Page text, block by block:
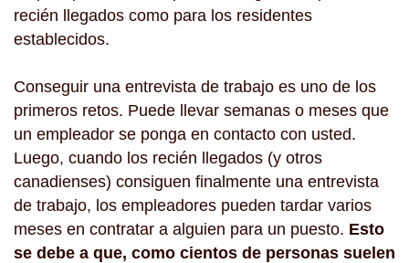
recién llegados como para los residentes
establecidos.
Conseguir una entrevista de trabajo es uno de los
primeros retos. Puede llevar semanas o meses que
un empleador se ponga en contacto con usted.
Luego, cuando los recién llegados (y otros
canadienses) consiguen finalmente una entrevista
de trabajo, los empleadores pueden tardar varios
meses en contratar a alguien para un puesto. Esto
se debe a que, como cientos de personas suelen